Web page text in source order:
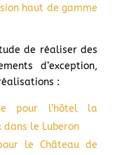
haut de gamme
de réaliser des
d’exception,
:
pour l’hôtel la
dans le Luberon
le Château de